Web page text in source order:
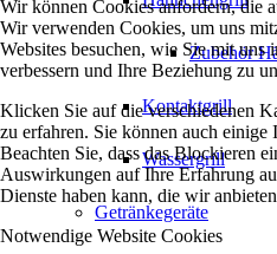
Zubehör
Kontaktgrill
Wassergrill
Getränkegeräte
Wir können Cookies anfordern, die
Wir verwenden Cookies, um uns
Websites besuchen, wie Sie mit
verbessern und Ihre Beziehung zu
Klicken Sie auf die verschiedenen
zu erfahren. Sie können auch einige
Beachten Sie, dass das Blockieren
Auswirkungen auf Ihre Erfahrung
Dienste haben kann, die wir
Notwendige Website Cookies